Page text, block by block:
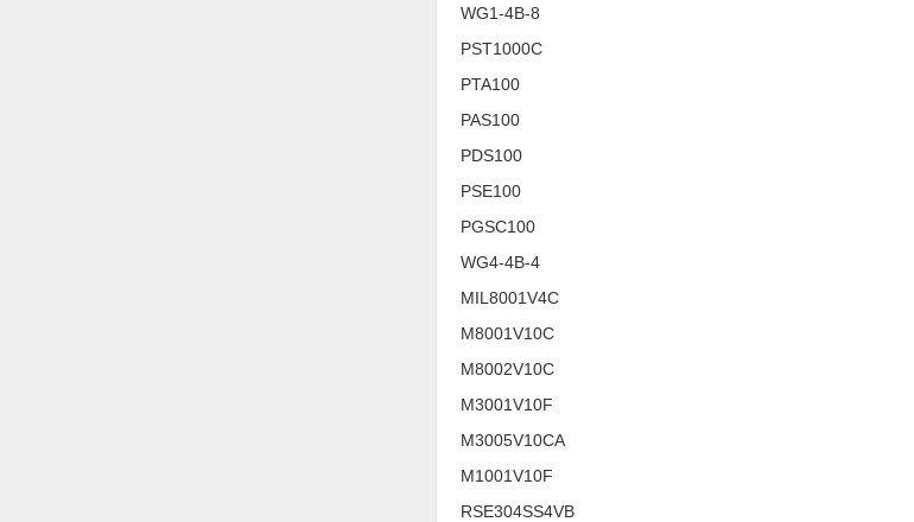
WG1-4B-8
PST1000C
PTA100
PAS100
PDS100
PSE100
PGSC100
WG4-4B-4
MIL8001V4C
M8001V10C
M8002V10C
M3001V10F
M3005V10CA
M1001V10F
RSE304SS4VB